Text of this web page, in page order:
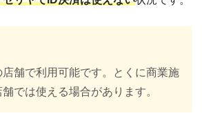
舗で利用可能です。とくに商業施
では使える場合があります。